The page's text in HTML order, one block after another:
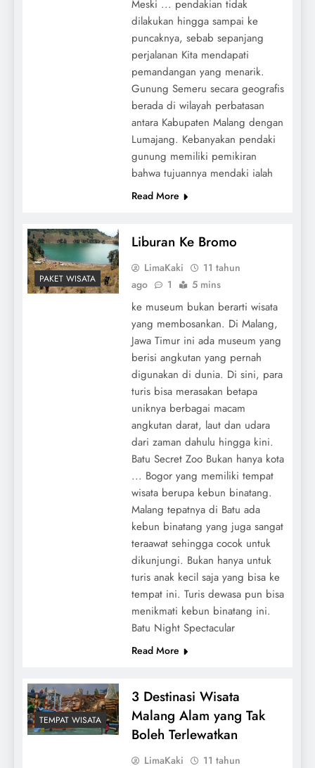
Meski ... pendakian tidak
dilakukan hingga sampai ke
puncaknya, sebab sepanjang
perjalanan Kita mendapati
pemandangan yang menarik.
Gunung Semeru secara geografis
berada di wilayah perbatasan
antara Kabupaten Malang dengan
Lumajang. Kebanyakan pendaki
gunung memiliki pemikiran
bahwa tujuannya mendaki ialah
Read More
PAKET WISATA
Liburan Ke Bromo
LimaKaki
11 tahun
ago
1 5 mins
ke museum bukan berarti wisata
yang membosankan. Di Malang,
Jawa Timur ini ada museum yang
berisi angkutan yang pernah
digunakan di dunia. Di sini, para
turis bisa merasakan betapa
uniknya berbagai macam
angkutan darat, laut dan udara
dari zaman dahulu hingga kini.
Batu Secret Zoo Bukan hanya kota
... Bogor yang memiliki tempat
wisata berupa kebun binatang.
Malang tepatnya di Batu ada
kebun binatang yang juga sangat
teraawat sehingga cocok untuk
dikunjungi. Bukan hanya untuk
turis anak kecil saja yang bisa ke
tempat ini. Turis dewasa pun bisa
menikmati kebun binatang ini.
Batu Night Spectacular
Read More
TEMPAT WISATA
3 Destinasi Wisata
Malang Alam yang Tak
Boleh Terlewatkan
LimaKaki
11 tahun